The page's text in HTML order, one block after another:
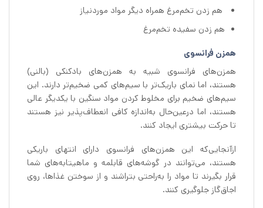
هم زدن تخم‌مرغ همراه دیگر مواد موردنیاز
هم زدن سفیده تخم‌مرغ
همزن فرانسوی
همزن‌های فرانسوی شبیه به همزن‌های بادکنکی (بالنی)
هستند، اما نمای باریک‌تر با سیم‌های کمی ضخیم‌تر دارند. این
سیم‌های ضخیم برای مخلوط کردن مواد سنگین با یکدیگر عالی
هستند، اما درعین‌حال به‌اندازه کافی انعطاف‌پذیر نیز هستند
تا حرکت بیشتری ایجاد کنند.
ازآنجایی‌که این همزن‌های فرانسوی دارای انتهای باریکی
هستند، می‌توانند در گوشه‌های قابلمه و ماهیتابه‌های شما
قرار بگیرند تا مواد را به‌راحتی بتراشند و از سوختن غذاها، روی
اجاق‌گاز جلوگیری کنند.